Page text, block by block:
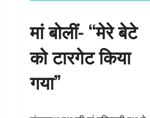
मां बोलीं- “मेरे बेटे
को टारगेट किया
गया”